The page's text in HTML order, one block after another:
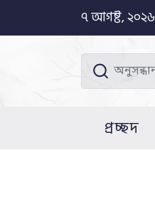
৭ আগষ্ট, ২০২৬
প্রচ্ছদ